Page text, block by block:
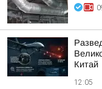
Китай
12:05